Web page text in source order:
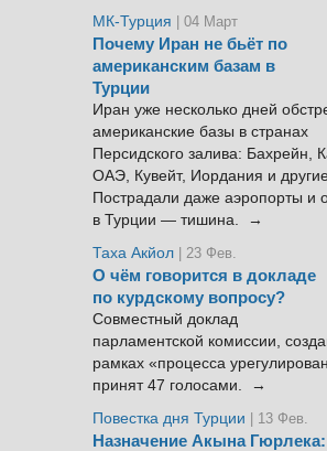
МК-Турция
| 04 Март
Почему Иран не бьёт по
американским базам в
Турции
Иран уже несколько дней
американские базы в странах
Персидского залива: Бахрейн,
ОАЭ, Кувейт, Иордания и
Пострадали даже аэропорты и
в Турции — тишина. →
Таха Акйол | 23 Фев.
О чём говорится в докладе
по курдскому вопросу?
Совместный доклад
парламентской комиссии,
рамках «процесса
принят 47 голосами. →
Повестка дня Турции
| 13 Фев.
Назначение Акына Гюрлека: